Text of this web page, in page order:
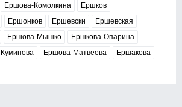
Ершова-Комолкина
Ершков
Ершонков Ершевски
Ершевская
Ершова-Мышко
Ершкова-Опарина
Ершова-Матвеева
Ершакова